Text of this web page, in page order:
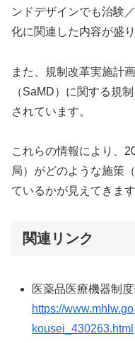
ンドデザインでも治験
化に関連した内容が盛
また、規制改革実施計
（SaMD）に関する規
されています。
これらの情報により、
局）がどのような施策
ているかが見えてきます
関連リンク
医薬品医療機器制
https://
kousei_430263.html